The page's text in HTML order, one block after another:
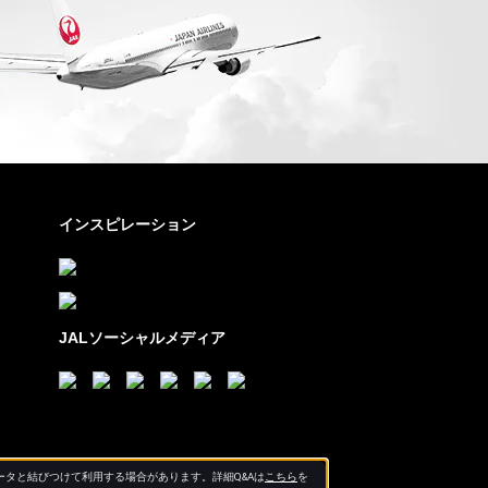
インスピレーション
JALソーシャルメディア
と結びつけて利用する場合があります。詳細Q&Aは こちらを